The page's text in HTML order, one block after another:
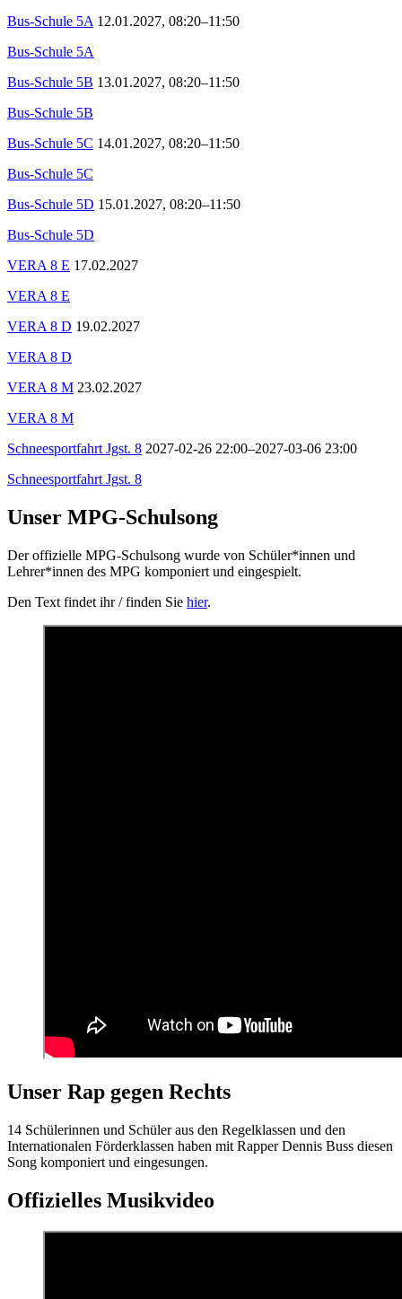
Bus-Schule 5A 12.01.2027, 08:20–11:50
Bus-Schule 5A
Bus-Schule 5B 13.01.2027, 08:20–11:50
Bus-Schule 5B
Bus-Schule 5C 14.01.2027, 08:20–11:50
Bus-Schule 5C
Bus-Schule 5D 15.01.2027, 08:20–11:50
Bus-Schule 5D
VERA 8 E 17.02.2027
VERA 8 E
VERA 8 D 19.02.2027
VERA 8 D
VERA 8 M 23.02.2027
VERA 8 M
Schneesportfahrt Jgst. 8 2027-02-26 22:00–2027-03-06 23:00
Schneesportfahrt Jgst. 8
Unser MPG-Schulsong
Der offizielle MPG-Schulsong wurde von Schüler*innen und
Lehrer*innen des MPG komponiert und eingespielt.
Den Text findet ihr / finden Sie hier.
Unser Rap gegen Rechts
14 Schülerinnen und Schüler aus den Regelklassen und den
Internationalen Förderklassen haben mit Rapper Dennis Buss diesen
Song komponiert und eingesungen.
Offizielles Musikvideo